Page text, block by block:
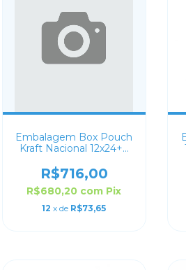
Embalagem Box Pouch
Kraft Nacional 12x24+6
R$716,00
R$680,20 com Pix
12 x de R$73,65